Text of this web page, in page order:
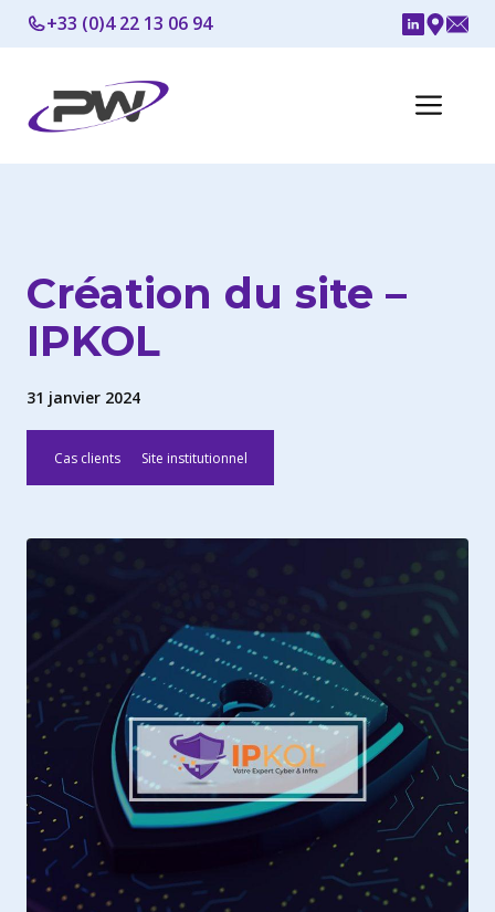
Aller
au
+33 (0)4 22 13 06 94
Création du site –
IPKOL
31 janvier 2024
Cas clients Site institutionnel